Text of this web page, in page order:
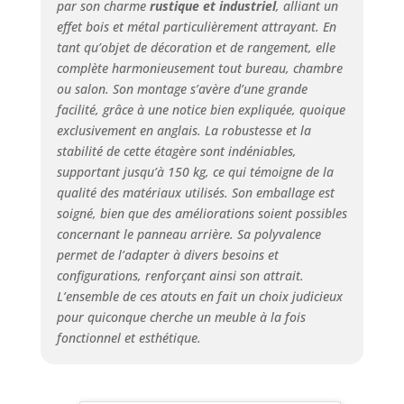
grande
bibliothèque
présente une
silhouette
rectangulaire
aérodynamique,
mélangeant du
bois mat et un
cadre en métal
avec placage
rustique pour
irradier le charme
industriel. Il
fournit un décor
impressionnant
pour montrer vos
livres, objets
par son charme rustique et industriel, alliant un
effet bois et métal particulièrement attrayant. En
tant qu’objet de décoration et de rangement, elle
complète harmonieusement tout bureau, chambre
ou salon. Son montage s’avère d’une grande
facilité, grâce à une notice bien expliquée, quoique
exclusivement en anglais. La robustesse et la
stabilité de cette étagère sont indéniables,
supportant jusqu’à 150 kg, ce qui témoigne de la
qualité des matériaux utilisés. Son emballage est
soigné, bien que des améliorations soient possibles
concernant le panneau arrière. Sa polyvalence
permet de l’adapter à divers besoins et
configurations, renforçant ainsi son attrait.
L’ensemble de ces atouts en fait un choix judicieux
pour quiconque cherche un meuble à la fois
fonctionnel et esthétique.